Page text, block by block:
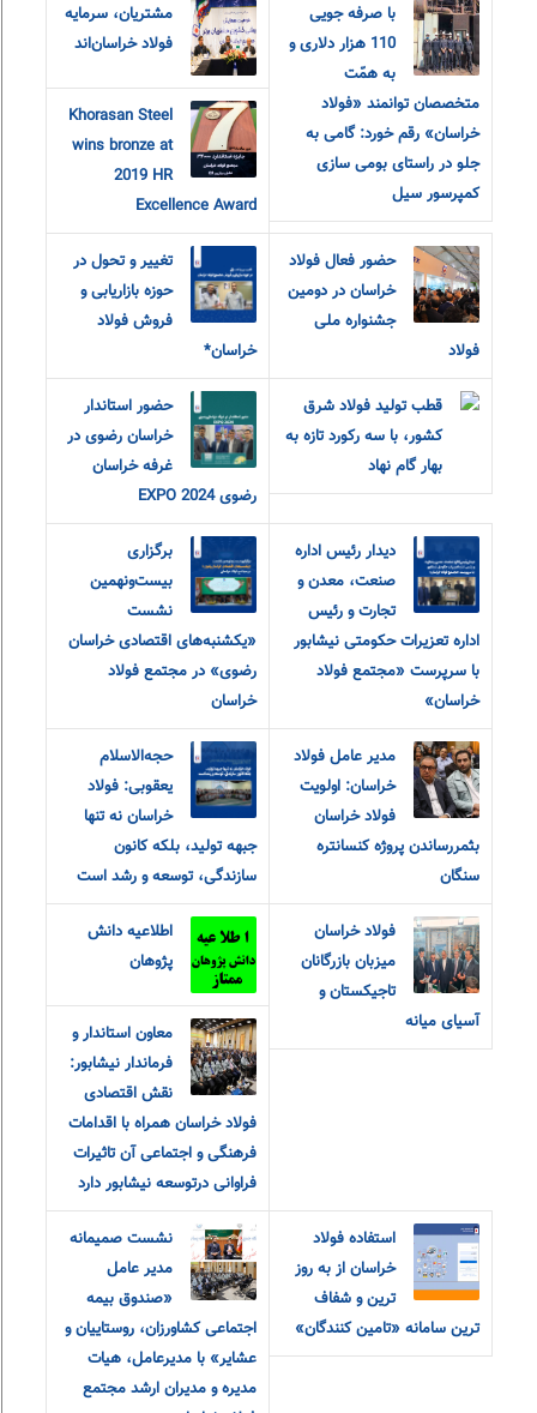
با صرفه جویی
110 هزار دلاری و
به همّت
متخصصان توانمند «فولاد
خراسان» رقم خورد: گامی به
جلو در راستای بومی سازی
کمپرسور سیل
مشتریان، سرمایه
فولاد خراسان‌اند
Khorasan Steel
wins bronze at
2019 HR
Excellence Award
حضور فعال فولاد
خراسان در دومین
جشنواره ملی
فولاد
تغییر و تحول در
حوزه بازاریابی و
فروش فولاد
خراسان*
قطب تولید فولاد شرق
کشور، با سه رکورد تازه به
بهار گام نهاد
حضور استاندار
خراسان رضوی در
غرفه خراسان
رضوی EXPO 2024
دیدار رئیس اداره
صنعت، معدن و
تجارت و رئیس
اداره تعزیرات حکومتی نیشابور
با سرپرست «مجتمع فولاد
خراسان»
برگزاری
بیست‌ونهمین
نشست
«یکشنبه‌های اقتصادی خراسان
رضوی» در مجتمع فولاد
خراسان
مدیر عامل فولاد
خراسان: اولویت
فولاد خراسان
بثمررساندن پروژه کنسانتره
سنگان
حجه‌الاسلام
یعقوبی: فولاد
خراسان نه تنها
جبهه تولید، بلکه کانون
سازندگی، توسعه و رشد است
فولاد خراسان
میزبان بازرگانان
تاجیکستان و
آسیای میانه
اطلاعیه دانش
پژوهان
معاون استاندار و
فرماندار نیشابور:
نقش اقتصادی
فولاد خراسان همراه با اقدامات
فرهنگی و اجتماعی آن تاثیرات
فراوانی درتوسعه نیشابور دارد
استفاده فولاد
خراسان از به روز
ترین و شفاف
ترین سامانه «تامین کنندگان»
نشست صمیمانه
مدیر عامل
«صندوق بیمه
اجتماعی کشاورزان، روستاییان و
عشایر» با مدیرعامل، هیات
مدیره و مدیران ارشد مجتمع